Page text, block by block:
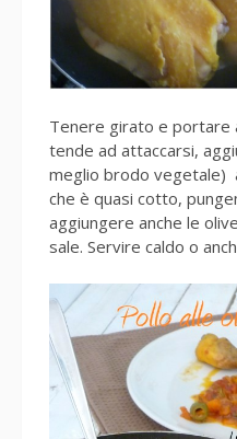
Tenere girato e portare
tende ad attaccarsi,
meglio brodo vegetale)
che è quasi cotto,
aggiungere anche le
sale. Servire caldo o